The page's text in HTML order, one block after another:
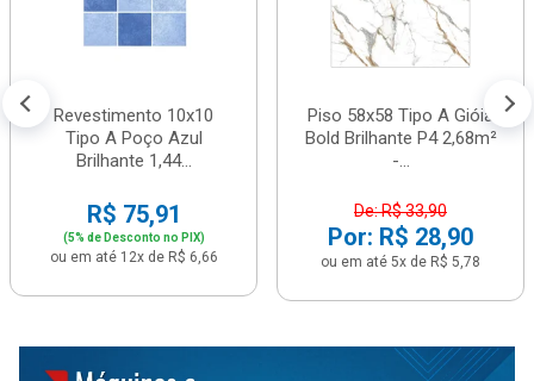
Revestimento 10x10
Tipo A Poço Azul
Brilhante 1,44...
R$ 75,91
(5% de Desconto no PIX)
ou em até 12x de R$ 6,66
Piso 58x58 Tipo A Gióia
Bold Brilhante P4 2,68m²
-...
De: R$ 33,90
Por: R$ 28,90
ou em até 5x de R$ 5,78